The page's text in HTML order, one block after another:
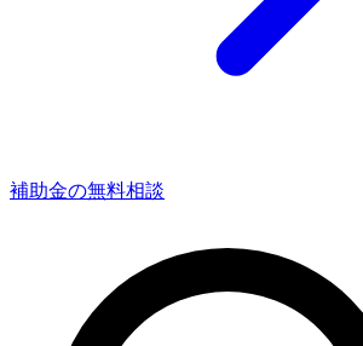
補助金の無料相談